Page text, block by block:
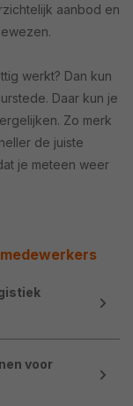
aanbod en
werkt? Dan kun
Daar kun je
Zo merk
de juiste
je meteen weer
voor